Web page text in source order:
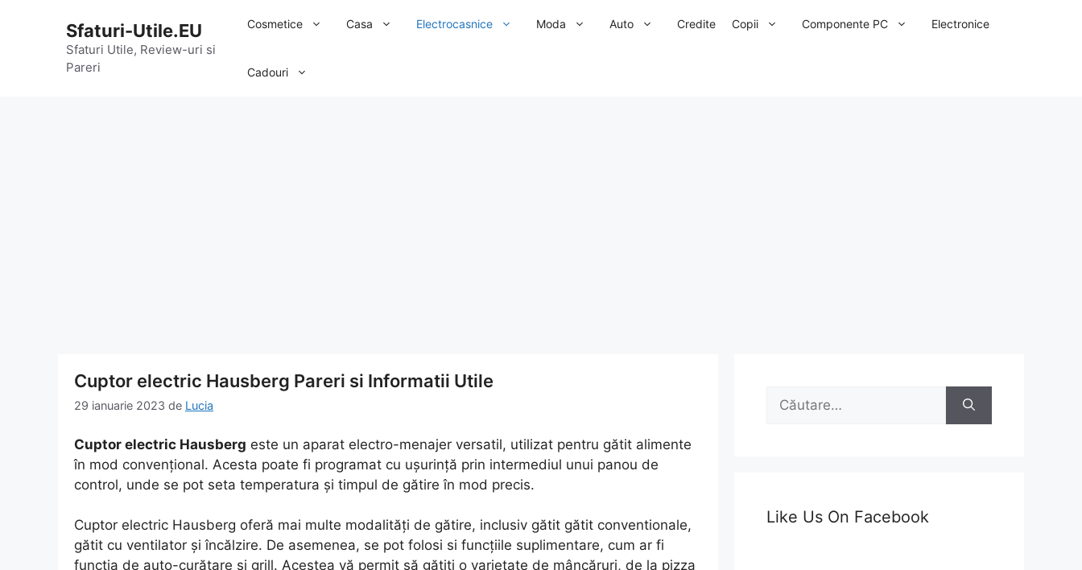
Sfaturi-Utile.EU
Sfaturi Utile, Review-uri si
Pareri
Cosmetice Casa Electrocasnice Moda Auto Credite Copii Componente PC Electronice
Cadouri
Cuptor electric Hausberg Pareri si Informatii Utile
29 ianuarie 2023 de Lucia
Cuptor electric Hausberg este un aparat electro-menajer versatil, utilizat pentru gătit alimente
în mod convențional. Acesta poate fi programat cu ușurință prin intermediul unui panou de
control, unde se pot seta temperatura și timpul de gătire în mod precis.
Cuptor electric Hausberg oferă mai multe modalități de gătire, inclusiv gătit gătit conventionale,
gătit cu ventilator și încălzire. De asemenea, se pot folosi si funcțiile suplimentare, cum ar fi
funcția de auto-curățare și grill. Acestea vă permit să gătiți o varietate de mâncăruri, de la pizza
Caută
Like Us On Facebook